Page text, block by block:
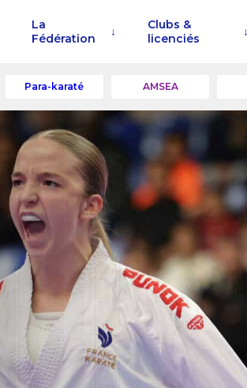
La
Fédération
Clubs &
licenciés
Para-karaté AMSEA